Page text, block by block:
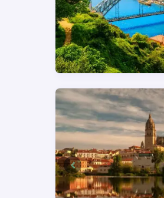
Previous